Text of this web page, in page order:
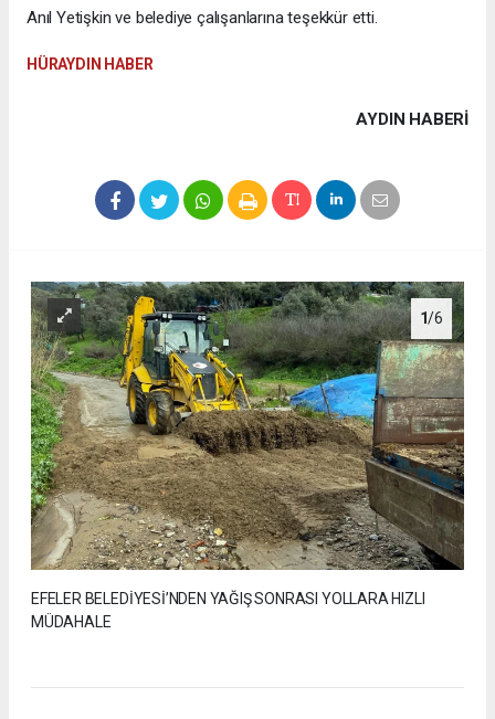
Anıl Yetişkin ve belediye çalışanlarına teşekkür etti.
HÜRAYDIN HABER
AYDIN HABERİ
1/6
EFELER BELEDİYESİ’NDEN YAĞIŞ SONRASI YOLLARA HIZLI
MÜDAHALE